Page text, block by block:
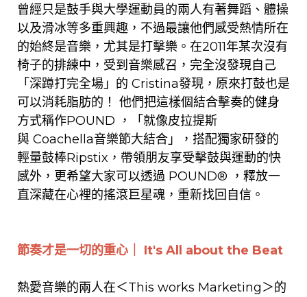
曾經只是鼓手與大學運動員的兩人有著舞蹈、體操
以及滑冰等多重興趣，不過最讓他們感受熱情所在
的始終是音樂 ，尤其是打擊樂 。 在2011年某次沒有
椅子的排練中 ， 受到音樂感召，完全沒發現自己
「深蹲打完全場」的 Cristina發現 ， 原來打鼓也是
可以消耗脂肪的！ 他們把這樣個結合擊奏的健身
方式稱作POUND ，
「 就像皮拉提斯
與 Coachella音樂節大結合 」
，搭配獨家研發的
輕量鼓棒Ripstix，帶領朋友享受擊鼓與運動的快
感外 ， 更希望大家可以透過 POUND® ， 釋放一
直深藏在心裡的搖滾巨星魂，重新找回自信。
節奏才是一切的重心 ｜ It's All about the Beat
熱愛音樂的兩人在＜This works Marketing＞的